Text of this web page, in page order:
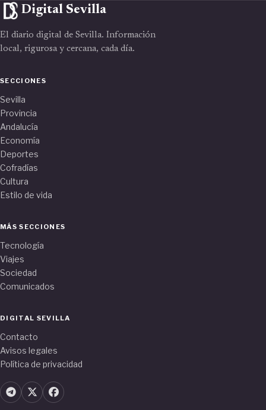
Digital Sevilla
El diario digital de Sevilla. Información
local, rigurosa y cercana, cada día.
SECCIONES
Sevilla
Provincia
Andalucía
Economía
Deportes
Cofradías
Cultura
Estilo de vida
MÁS SECCIONES
Tecnología
Viajes
Sociedad
Comunicados
DIGITAL SEVILLA
Contacto
Avisos legales
Política de privacidad